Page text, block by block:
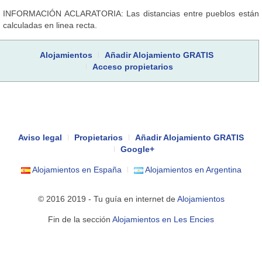
INFORMACIÓN ACLARATORIA: Las distancias entre pueblos están
calculadas en linea recta.
Alojamientos
Añadir Alojamiento GRATIS
Acceso propietarios
Aviso legal Propietarios
Añadir Alojamiento GRATIS
Google+
Alojamientos en España Alojamientos en Argentina
© 2016 2019 - Tu guía en internet de Alojamientos
Fin de la sección Alojamientos en Les Encies